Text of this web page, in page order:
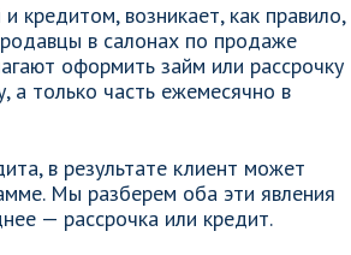
кредитом, возникает, как правило,
в салонах по продаже
оформить займ или рассрочку
а только часть ежемесячно в
в результате клиент может
Мы разберем оба эти явления
— рассрочка или кредит.